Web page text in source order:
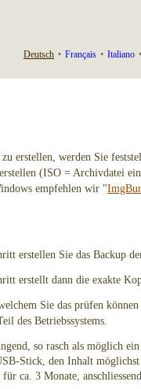
Deutsch • Français • Italiano •
erstellen, werden Sie
(ISO = Archivdatei
empfehlen wir "
erstellen Sie das Backup
erstellt dann die exakte
Sie das prüfen
des Betriebssystems.
so rasch als möglich
Stick, den Inhalt
ca. 3 Monate,